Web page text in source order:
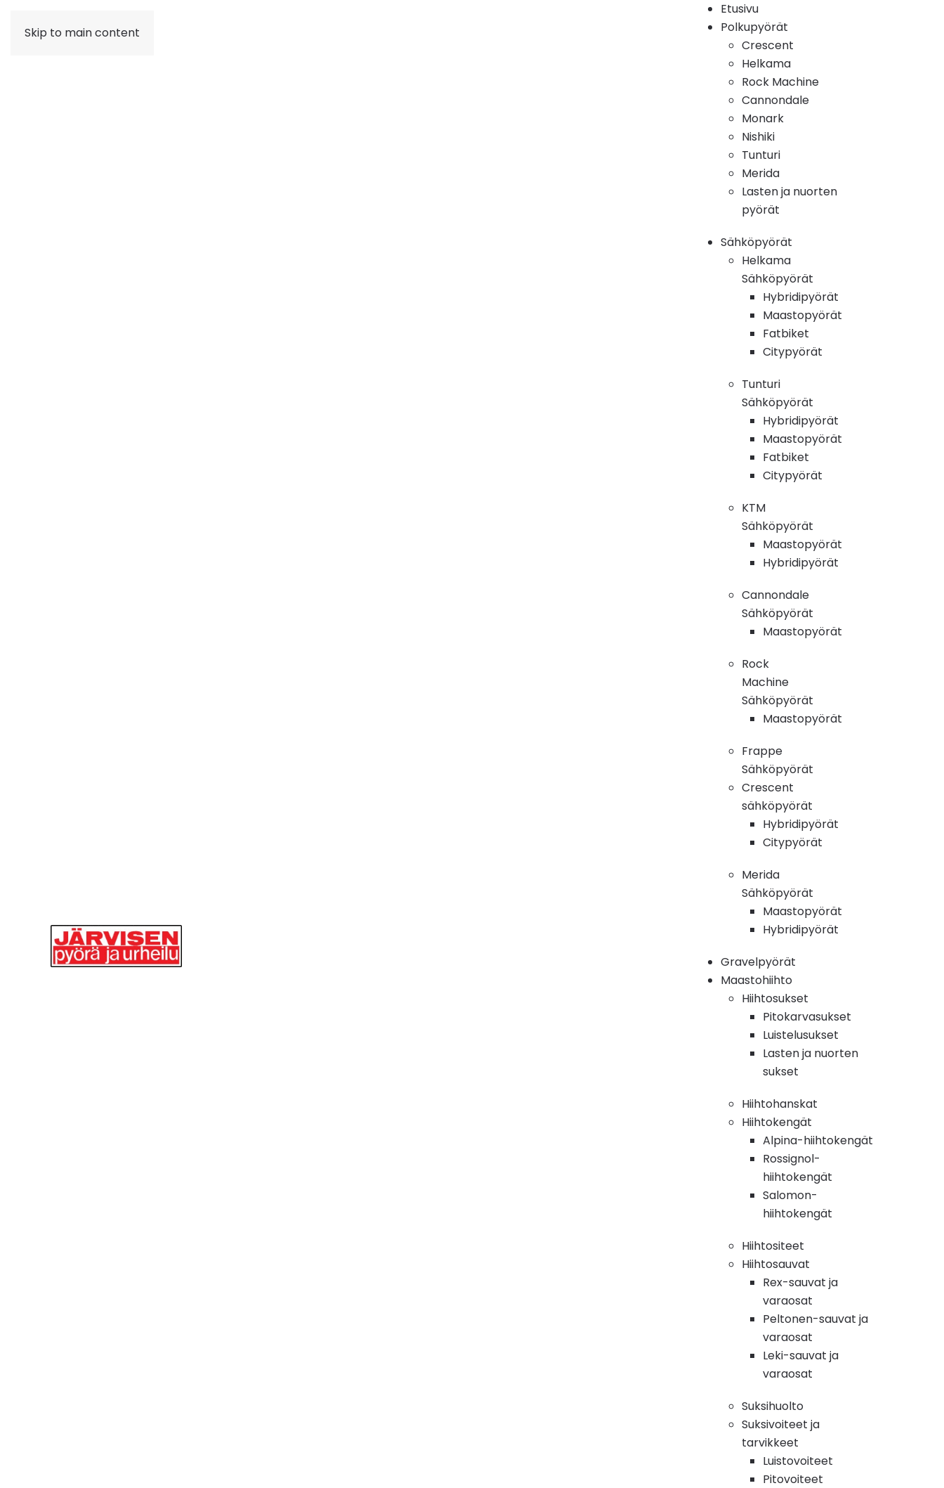
Skip to main content
Etusivu
Polkupyörät
Crescent
Helkama
Rock Machine
Cannondale
Monark
Nishiki
Tunturi
Merida
Lasten ja nuorten
pyörät
Sähköpyörät
Helkama
Sähköpyörät
Hybridipyörät
Maastopyörät
Fatbiket
Citypyörät
Tunturi
Sähköpyörät
Hybridipyörät
Maastopyörät
Fatbiket
Citypyörät
KTM
Sähköpyörät
Maastopyörät
Hybridipyörät
Cannondale
Sähköpyörät
Maastopyörät
Rock
Machine
Sähköpyörät
Maastopyörät
Frappe
Sähköpyörät
Crescent
sähköpyörät
Hybridipyörät
Citypyörät
Merida
Sähköpyörät
Maastopyörät
Hybridipyörät
Gravelpyörät
Maastohiihto
Hiihtosukset
Pitokarvasukset
Luistelusukset
Lasten ja nuorten
sukset
Hiihtohanskat
Hiihtokengät
Alpina-hiihtokengät
Rossignol-
hiihtokengät
Salomon-
hiihtokengät
Hiihtositeet
Hiihtosauvat
Rex-sauvat ja
varaosat
Peltonen-sauvat ja
varaosat
Leki-sauvat ja
varaosat
Suksihuolto
Suksivoiteet ja
tarvikkeet
Luistovoiteet
Pitovoiteet